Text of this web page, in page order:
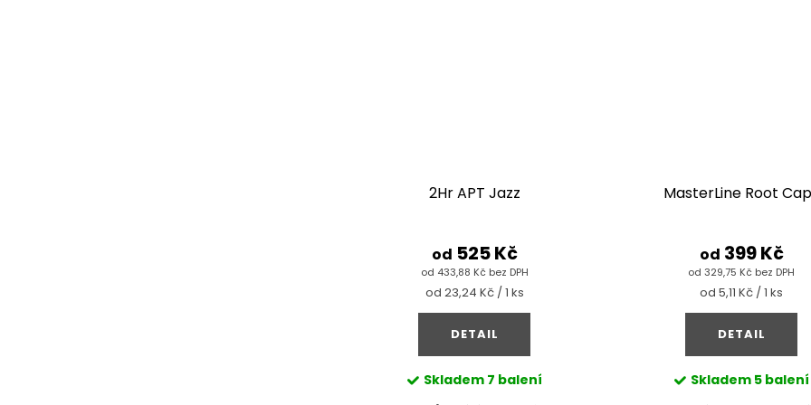
2Hr APT Jazz
od 433,88 Kč bez DPH
od 525 Kč
Měrná
cena:
od 23,24 Kč / 1 ks
DETAIL
Skladem 7 balení
MasterLine Root
od 329,75 Kč bez DPH
od 399 Kč
Měrná
cena:
od 5,11 Kč / 1 ks
DETAIL
Skladem 5 balení